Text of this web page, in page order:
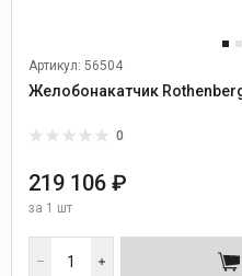
Артикул: 56504
Желобонакатчик
0
219 106 ₽
за 1 шт